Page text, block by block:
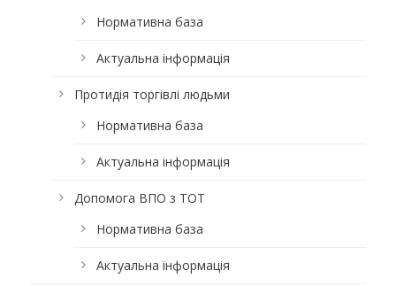
Нормативна база
Актуальна інформація
Протидія торгівлі людьми
Нормативна база
Актуальна інформація
Допомога ВПО з ТОТ
Нормативна база
Актуальна інформація